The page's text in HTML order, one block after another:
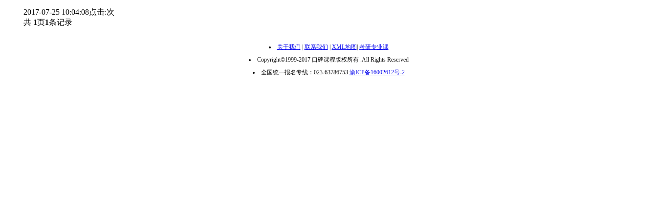
2017-07-25 10:04:08点击:次
共 1页1条记录
关于我们 联系我们 XML地图 考研专业课
Copyright©1999-2017 口碑课程版权所有 .All Rights Reserved
全国统一报名专线：023-63786753 渝ICP备16002612号-2